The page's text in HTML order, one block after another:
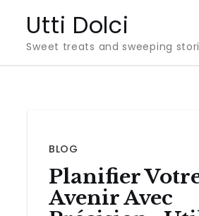
content
Utti Dolci
Sweet treats and sweeping
BLOG
Planifier
Avenir Avec